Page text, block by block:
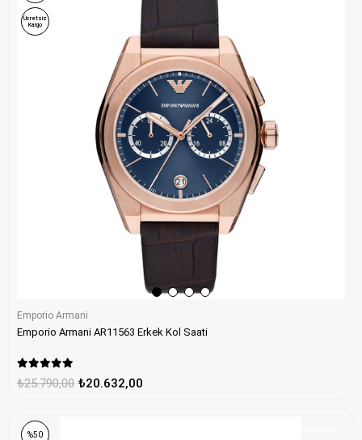
Emporio Armani
Emporio Armani AR11563 Erkek Kol Saati
₺20.632,00
₺25.790,00
Ücretsiz
Kargo
%50